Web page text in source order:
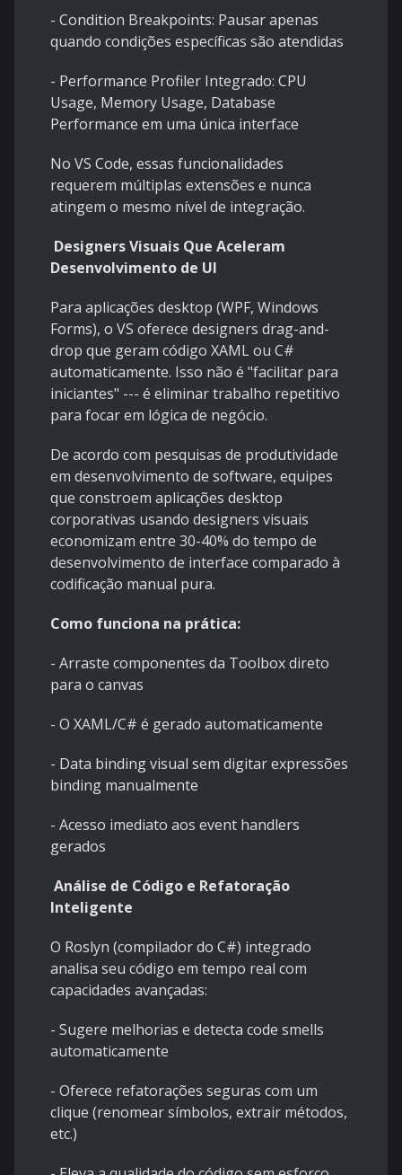
- Condition Breakpoints: Pausar apenas
quando condições específicas são atendidas
- Performance Profiler Integrado: CPU
Usage, Memory Usage, Database
Performance em uma única interface
No VS Code, essas funcionalidades
requerem múltiplas extensões e nunca
atingem o mesmo nível de integração.
Designers Visuais Que Aceleram
Desenvolvimento de UI
Para aplicações desktop (WPF, Windows
Forms), o VS oferece designers drag-and-
drop que geram código XAML ou C#
automaticamente. Isso não é "facilitar para
iniciantes" --- é eliminar trabalho repetitivo
para focar em lógica de negócio.
De acordo com pesquisas de produtividade
em desenvolvimento de software, equipes
que constroem aplicações desktop
corporativas usando designers visuais
economizam entre 30-40% do tempo de
desenvolvimento de interface comparado à
codificação manual pura.
Como funciona na prática:
- Arraste componentes da Toolbox direto
para o canvas
- O XAML/C# é gerado automaticamente
- Data binding visual sem digitar expressões
binding manualmente
- Acesso imediato aos event handlers
gerados
Análise de Código e Refatoração
Inteligente
O Roslyn (compilador do C#) integrado
analisa seu código em tempo real com
capacidades avançadas:
- Sugere melhorias e detecta code smells
automaticamente
- Oferece refatorações seguras com um
clique (renomear símbolos, extrair métodos,
etc.)